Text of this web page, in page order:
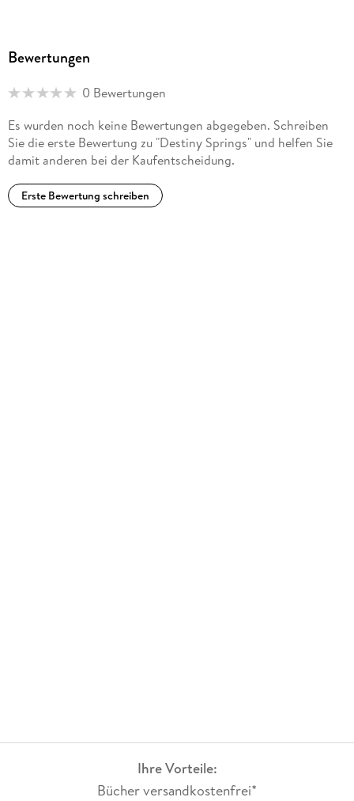
Bewertungen
0 Bewertungen
Es wurden noch keine Bewertungen abgegeben. Schreiben
Sie die erste Bewertung zu "Destiny Springs" und helfen Sie
damit anderen bei der Kaufentscheidung.
Erste Bewertung schreiben
Ihre Vorteile:
Bücher versandkostenfrei*